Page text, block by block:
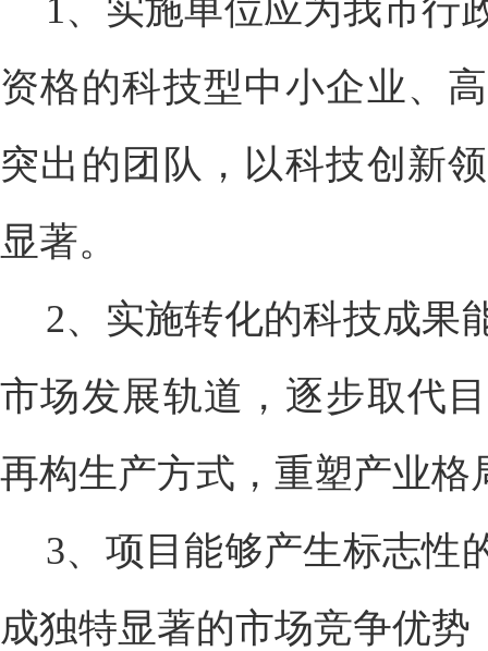
1、实施单位应为我市行
资格的科技型中小企业、
突出的团队，以科技创新
显著。
2、实施转化的科技成果
市场发展轨道，逐步取代
再构生产方式，重塑产业格
3、项目能够产生标志性
成独特显著的市场竞争优